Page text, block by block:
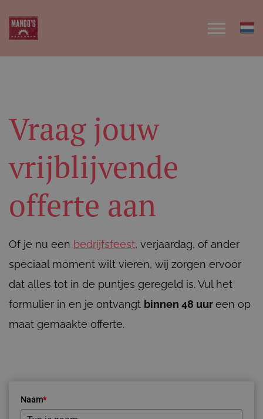
Vraag jouw
vrijblijvende
offerte aan
Of je nu een bedrijfsfeest, verjaardag, of ander
speciaal moment wilt vieren, wij zorgen ervoor
dat alles tot in de puntjes geregeld is. Vul het
formulier in en je ontvangt binnen 48 uureen op
maat gemaakte offerte.
Naam*